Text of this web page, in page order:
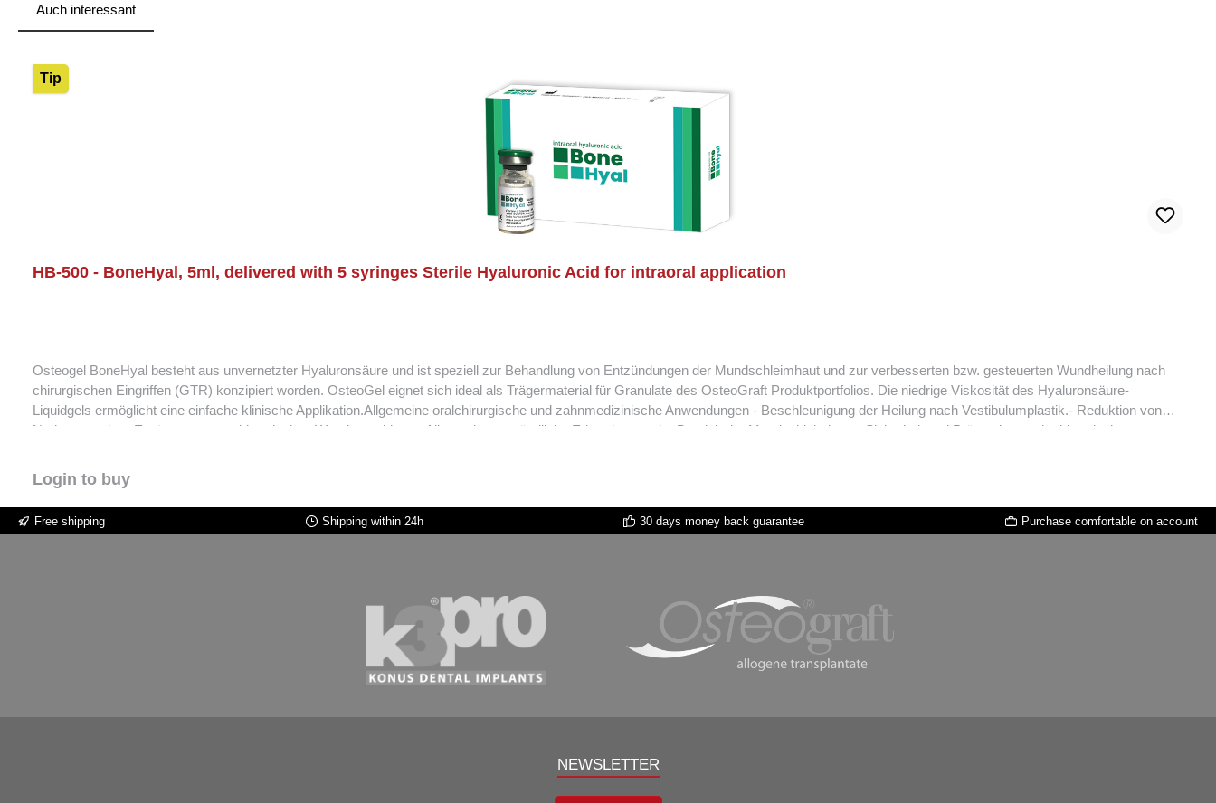
Auch interessant
Tip
HB-500 - BoneHyal, 5ml, delivered with 5 syringes Sterile Hyaluronic Acid for intraoral application
Osteogel BoneHyal besteht aus unvernetzter Hyaluronsäure und ist speziell zur Behandlung von Entzündungen der Mundschleimhaut und zur verbesserten bzw. gesteuerten Wundheilung nach
chirurgischen Eingriffen (GTR) konzipiert worden. OsteoGel eignet sich ideal als Trägermaterial für Granulate des OsteoGraft Produktportfolios. Die niedrige Viskosität des Hyaluronsäure-
Liquidgels ermöglicht eine einfache klinische Applikation.Allgemeine oralchirurgische und zahnmedizinische Anwendungen - Beschleunigung der Heilung nach Vestibulumplastik.- Reduktion von
Narbengewebe.- Ergänzung zum chirurgischen Wundverschluss.- Allgemeine entzündliche Erkrankungen im Bereich der Mundschleimhaut.- Sicherheit und Prävention nach chirurgischer
mit Osteogel optimiert das Handling die Formbarkeit und beschleunigt die Wundheilung. - Steigerung der Neubildung von Osteoblasten (sowie Osteogenese) für eine Verkürzung der
Knochenregeneration. - Unterstützung und Beschleunigung der Wundheilung durch antiinflammatorische Eigenschaften (Hemmung der Produktion von entzündungsfördernden Zytokinen, z.B. TNF
a). - Reduzierte Narbenbildung in ästhetisch anspruchsvollen Bereichen (HA Matrix verhindert die Einlagerung von Kollagen und führt zu einer geringeren Narbenbildung).Parodontologie: -
Unterstützung des Regenerationsprozesses nach parodontalchirugischem Eingriff durch bakteriostatische Wirkung (insbesondere bei Actinobacillus actionomyecetemcomitans, Prevotella
Login to buy
Free shipping Shipping within 24h 30 days money back guarantee Purchase comfortable on account
NEWSLETTER